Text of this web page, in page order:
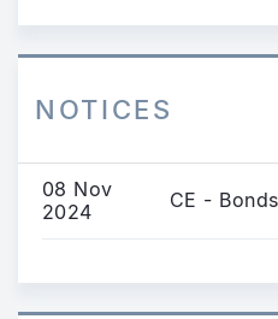
NOTICES
08 Nov
2024
CE -